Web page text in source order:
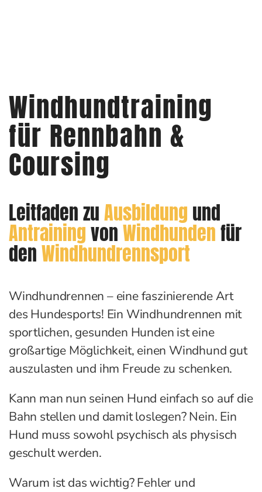
Windhundtraining
für Rennbahn &
Coursing
Leitfaden zuAusbildung und
AntrainingvonWindhundenfür
denWindhundrennsport
Windhundrennen – eine faszinierende Art
des Hundesports! Ein Windhundrennen mit
sportlichen, gesunden Hunden ist eine
großartige Möglichkeit, einen Windhund gut
auszulasten und ihm Freude zu schenken.
Kann man nun seinen Hund einfach so auf die
Bahn stellen und damit loslegen? Nein. Ein
Hund muss sowohl psychisch als physisch
geschult werden.
Warum ist das wichtig? Fehler und